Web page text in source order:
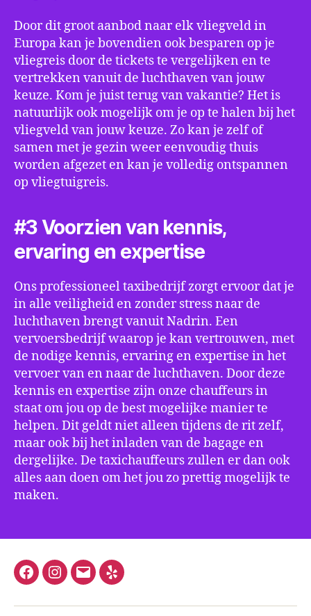
Door dit groot aanbod naar elk vliegveld in
Europa kan je bovendien ook besparen op je
vliegreis door de tickets te vergelijken en te
vertrekken vanuit de luchthaven van jouw
keuze. Kom je juist terug van vakantie? Het is
natuurlijk ook mogelijk om je op te halen bij het
vliegveld van jouw keuze. Zo kan je zelf of
samen met je gezin weer eenvoudig thuis
worden afgezet en kan je volledig ontspannen
op vliegtuigreis.
#3 Voorzien van kennis,
ervaring en expertise
Ons professioneel taxibedrijf zorgt ervoor dat je
in alle veiligheid en zonder stress naar de
luchthaven brengt vanuit Nadrin. Een
vervoersbedrijf waarop je kan vertrouwen, met
de nodige kennis, ervaring en expertise in het
vervoer van en naar de luchthaven. Door deze
kennis en expertise zijn onze chauffeurs in
staat om jou op de best mogelijke manier te
helpen. Dit geldt niet alleen tijdens de rit zelf,
maar ook bij het inladen van de bagage en
dergelijke. De taxichauffeurs zullen er dan ook
alles aan doen om het jou zo prettig mogelijk te
maken.
FacebookInstagram
E-
Yelp